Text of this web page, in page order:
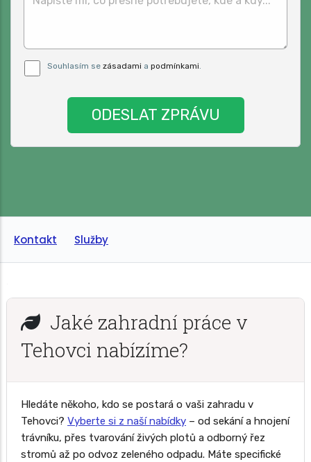
Pro odeslání musite odsouhlasit naše
podmínky.
Souhlasím se zásadami a podmínkami.
Kontakt Služby
Jaké zahradní práce v
Tehovci nabízíme?
Hledáte někoho, kdo se postará o vaši zahradu v
Tehovci? Vyberte si z naší nabídky – od sekání a hnojení
trávníku, přes tvarování živých plotů a odborný řez
stromů až po odvoz zeleného odpadu. Máte specifické